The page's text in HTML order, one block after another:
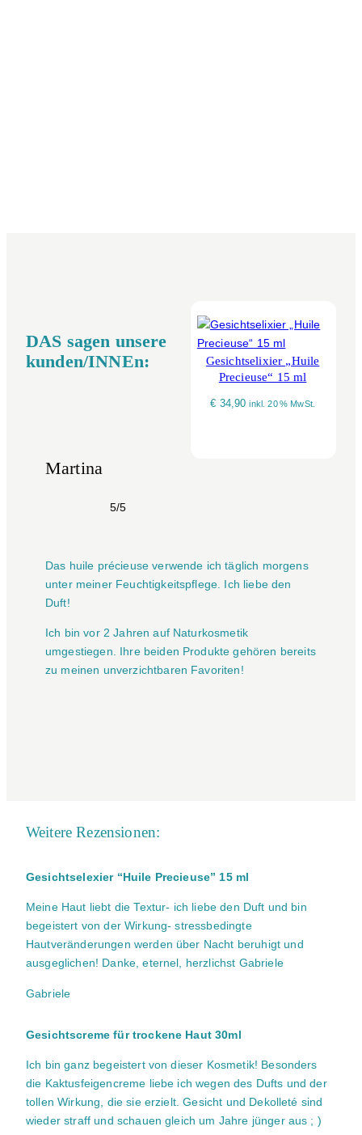
DAS sagen unsere
kunden/INNEn:
Gesichtselixier „Huile
Precieuse“ 15 ml
€ 34,90 inkl. 20 % MwSt.
Martina
5/5
Das huile précieuse verwende ich täglich morgens
unter meiner Feuchtigkeitspflege. Ich liebe den
Duft!
Ich bin vor 2 Jahren auf Naturkosmetik
umgestiegen. Ihre beiden Produkte gehören bereits
zu meinen unverzichtbaren Favoriten!
Weitere Rezensionen:
Gesichtselexier “Huile Precieuse” 15 ml
Meine Haut liebt die Textur- ich liebe den Duft und bin
begeistert von der Wirkung- stressbedingte
Hautveränderungen werden über Nacht beruhigt und
ausgeglichen! Danke, eternel, herzlichst Gabriele
Gabriele
Gesichtscreme für trockene Haut 30ml
Ich bin ganz begeistert von dieser Kosmetik! Besonders
die Kaktusfeigencreme liebe ich wegen des Dufts und der
tollen Wirkung, die sie erzielt. Gesicht und Dekolleté sind
wieder straff und schauen gleich um Jahre jünger aus ; )